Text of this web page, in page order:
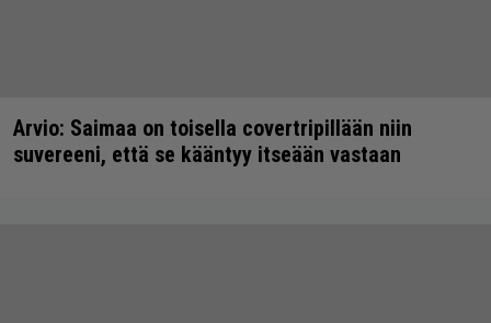
Arvio: Saimaa on toisella covertripillään niin
suvereeni, että se kääntyy itseään vastaan